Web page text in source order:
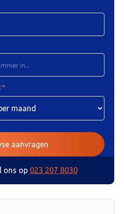
*
ons op 023 207 8030